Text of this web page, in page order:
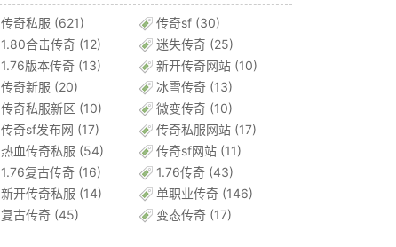
传奇私服 (621) 传奇sf (30)
1.80合击传奇 (12) 迷失传奇 (25)
1.76版本传奇 (13) 新开传奇网站 (10)
传奇新服 (20) 冰雪传奇 (13)
传奇私服新区 (10) 微变传奇 (10)
传奇sf发布网 (17) 传奇私服网站 (17)
热血传奇私服 (54) 传奇sf网站 (11)
1.76复古传奇 (16) 1.76传奇 (43)
新开传奇私服 (14) 单职业传奇 (146)
复古传奇 (45) 变态传奇 (17)